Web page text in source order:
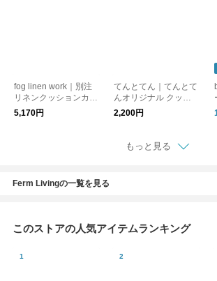
fog linen work｜別注
リネンクッションカバ
ー（フリンジ付き）
5,170円
てんとてん｜てんとて
んオリジナル クッシ
ョンカバー 45×45cm
Blue Frill
2,200円
もっと見る
Ferm Livingの一覧を見る
このストアの人気アイテムランキング